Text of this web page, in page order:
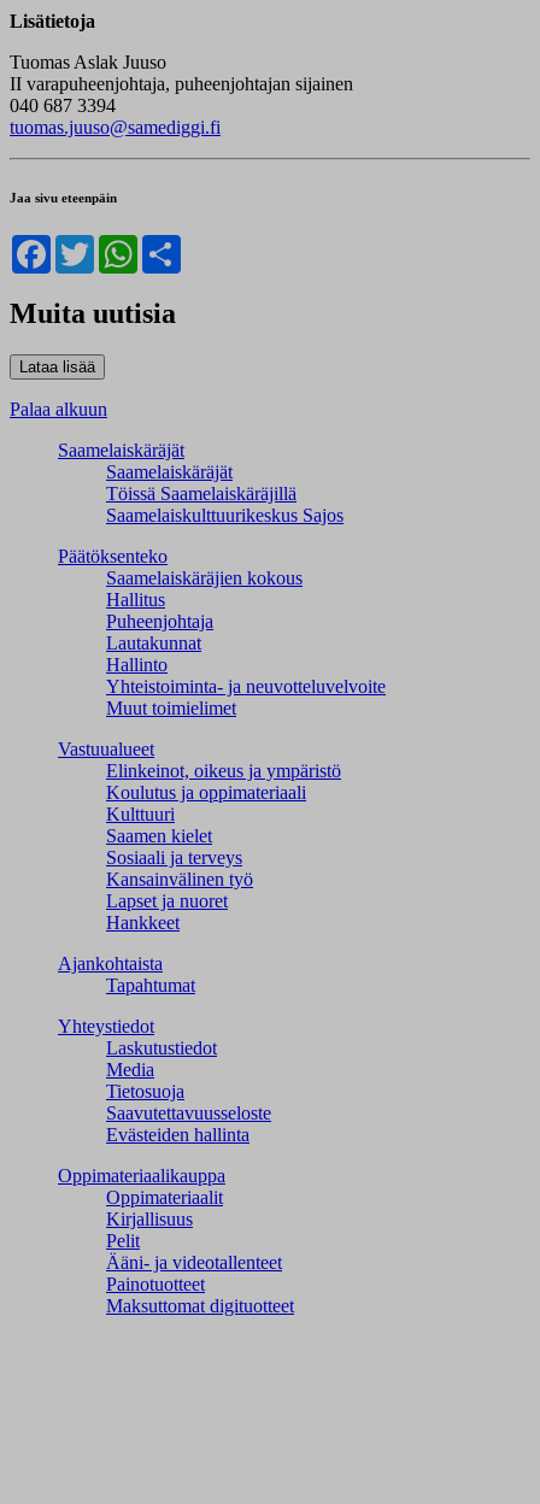
Lisätietoja
Tuomas Aslak Juuso
II varapuheenjohtaja, puheenjohtajan sijainen
040 687 3394
tuomas.juuso@samediggi.fi
Jaa sivu eteenpäin
Facebook
TwitterWhatsApp
Muita uutisia
Palaa alkuun
Saamelaiskäräjät
Saamelaiskäräjät
Töissä Saamelaiskäräjillä
Saamelaiskulttuuri­keskus Sajos
Päätöksenteko
Saamelaiskäräjien kokous
Hallitus
Puheenjohtaja
Lautakunnat
Hallinto
Yhteistoiminta- ja neuvotteluvelvoite
Muut toimielimet
Vastuualueet
Elinkeinot, oikeus ja ympäristö
Koulutus ja oppimateriaali
Kulttuuri
Saamen kielet
Sosiaali ja terveys
Kansainvälinen työ
Lapset ja nuoret
Hankkeet
Ajankohtaista
Tapahtumat
Yhteystiedot
Laskutustiedot
Media
Tietosuoja
Saavutettavuusseloste
Evästeiden hallinta
Oppimateriaalikauppa
Oppimateriaalit
Kirjallisuus
Pelit
Ääni- ja videotallenteet
Painotuotteet
Maksuttomat digituotteet